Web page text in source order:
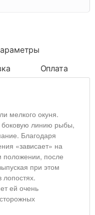
Оплата
мелкого окуня.
боковую линию рыбы,
Благодаря
«зависает» на
положении, после
при этом
лопостях.
ей очень